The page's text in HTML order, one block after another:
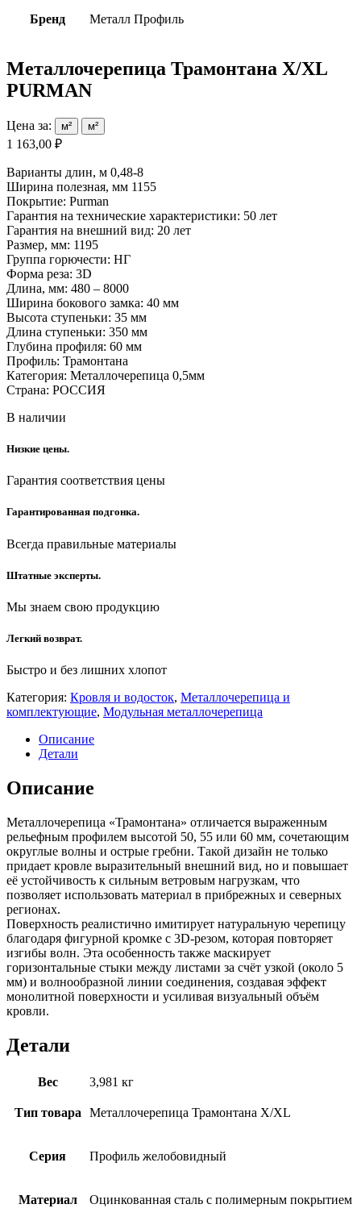
Бренд Металл Профиль
Металлочерепица Трамонтана X/XL
PURMAN
Цена за: м² м²
1 163,00 ₽
Варианты длин, м 0,48-8
Ширина полезная, мм 1155
Покрытие: Purman
Гарантия на технические характеристики: 50 лет
Гарантия на внешний вид: 20 лет
Размер, мм: 1195
Группа горючести: НГ
Форма реза: 3D
Длина, мм: 480 – 8000
Ширина бокового замка: 40 мм
Высота ступеньки: 35 мм
Длина ступеньки: 350 мм
Глубина профиля: 60 мм
Профиль: Трамонтана
Категория: Металлочерепица 0,5мм
Страна: РОССИЯ
В наличии
Низкие цены.
Гарантия соответствия цены
Гарантированная подгонка.
Всегда правильные материалы
Штатные эксперты.
Мы знаем свою продукцию
Легкий возврат.
Быстро и без лишних хлопот
Категория: Кровля и водосток, Металлочерепица и
комплектующие, Модульная металлочерепица
Описание
Детали
Описание
Металлочерепица «Трамонтана» отличается выраженным
рельефным профилем высотой 50, 55 или 60 мм, сочетающим
округлые волны и острые гребни. Такой дизайн не только
придает кровле выразительный внешний вид, но и повышает
её устойчивость к сильным ветровым нагрузкам, что
позволяет использовать материал в прибрежных и северных
регионах.
Поверхность реалистично имитирует натуральную черепицу
благодаря фигурной кромке с 3D-резом, которая повторяет
изгибы волн. Эта особенность также маскирует
горизонтальные стыки между листами за счёт узкой (около 5
мм) и волнообразной линии соединения, создавая эффект
монолитной поверхности и усиливая визуальный объём
кровли.
Детали
Вес 3,981 кг
Тип товара Металлочерепица Трамонтана X/XL
Серия Профиль желобовидный
Материал Оцинкованная сталь с полимерным покрытием